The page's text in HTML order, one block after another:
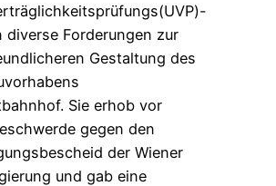
diverse Forderungen zur
Gestaltung des
Sie erhob vor
gegen den
der Wiener
und gab eine